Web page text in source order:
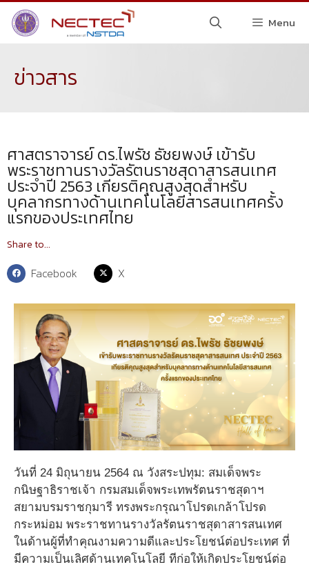
Menu
ข่าวสาร
ศาสตราจารย์ ดร.ไพรัช ธัชยพงษ์ เข้ารับ
พระราชทานรางวัลรัตนราชสุดาสารสนเทศ
ประจำปี 2563 เกียรติคุณสูงสุดสำหรับ
บุคลากรทางด้านเทคโนโลยีสารสนเทศครั้ง
แรกของประเทศไทย
Share to...
Facebook X
วันที่ 24 มิถุนายน 2564 ณ วังสระปทุม: สมเด็จพระ
กนิษฐาธิราชเจ้า กรมสมเด็จพระเทพรัตนราชสุดาฯ
สยามบรมราชกุมารี ทรงพระกรุณาโปรดเกล้าโปรด
กระหม่อม พระราชทานรางวัลรัตนราชสุดาสารสนเทศ
ในด้านผู้ที่ทำคุณงามความดีและประโยชน์ต่อประเทศ ที่
มีความเป็นเลิศด้านเทคโนโลยี ทีก่อให้เกิดประโยชน์ต่อ